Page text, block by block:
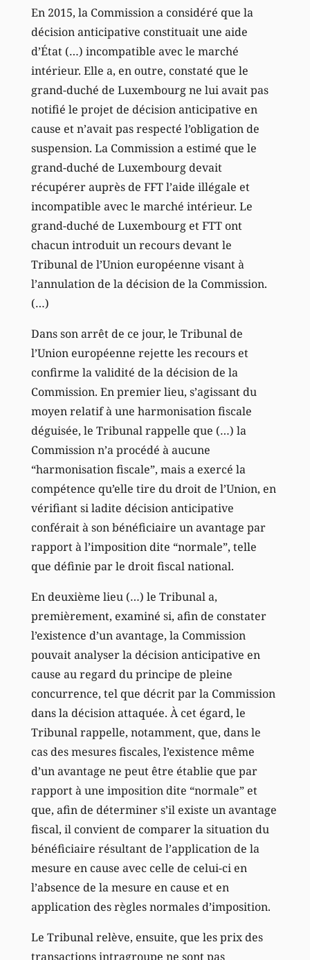
En 2015, la Commission a considéré que la
décision anticipative constituait une aide
d’État (…) incompatible avec le marché
intérieur. Elle a, en outre, constaté que le
grand-duché de Luxembourg ne lui avait pas
notifié le projet de décision anticipative en
cause et n’avait pas respecté l’obligation de
suspension. La Commission a estimé que le
grand-duché de Luxembourg devait
récupérer auprès de FFT l’aide illégale et
incompatible avec le marché intérieur. Le
grand-duché de Luxembourg et FTT ont
chacun introduit un recours devant le
Tribunal de l’Union européenne visant à
l’annulation de la décision de la Commission.
(…)
Dans son arrêt de ce jour, le Tribunal de
l’Union européenne rejette les recours et
confirme la validité de la décision de la
Commission. En premier lieu, s’agissant du
moyen relatif à une harmonisation fiscale
déguisée, le Tribunal rappelle que (…) la
Commission n’a procédé à aucune
“harmonisation fiscale”, mais a exercé la
compétence qu’elle tire du droit de l’Union, en
vérifiant si ladite décision anticipative
conférait à son bénéficiaire un avantage par
rapport à l’imposition dite “normale”, telle
que définie par le droit fiscal national.
En deuxième lieu (…) le Tribunal a,
premièrement, examiné si, afin de constater
l’existence d’un avantage, la Commission
pouvait analyser la décision anticipative en
cause au regard du principe de pleine
concurrence, tel que décrit par la Commission
dans la décision attaquée. À cet égard, le
Tribunal rappelle, notamment, que, dans le
cas des mesures fiscales, l’existence même
d’un avantage ne peut être établie que par
rapport à une imposition dite “normale” et
que, afin de déterminer s’il existe un avantage
fiscal, il convient de comparer la situation du
bénéficiaire résultant de l’application de la
mesure en cause avec celle de celui-ci en
l’absence de la mesure en cause et en
application des règles normales d’imposition.
Le Tribunal relève, ensuite, que les prix des
transactions intragroupe ne sont pas